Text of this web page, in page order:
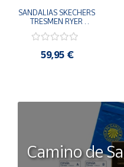
SANDALIAS SKECHERS
TRESMEN RYER
205112-CHOC
COMODAS
59,95 €
Camino de